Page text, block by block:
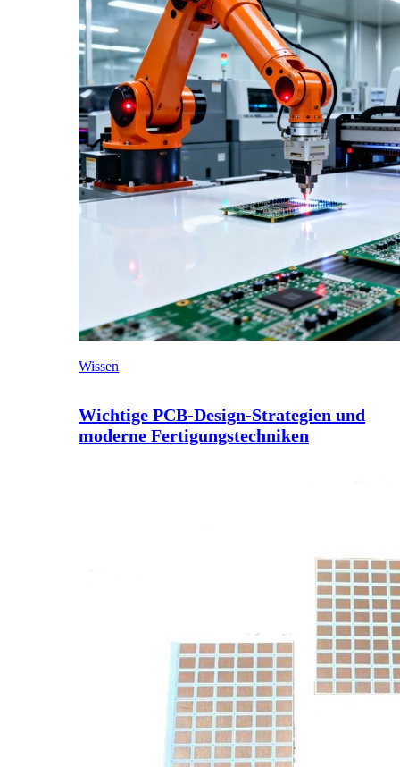
Wissen
Wichtige PCB-Design-Strategien und
moderne Fertigungstechniken